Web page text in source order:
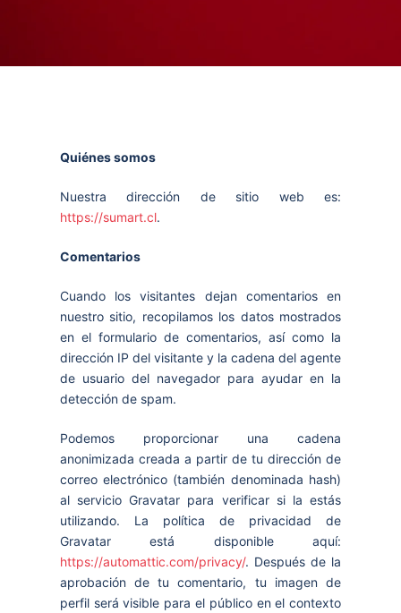
Quiénes somos
Nuestra dirección de sitio web es:
https://sumart.cl.
Comentarios
Cuando los visitantes dejan comentarios en
nuestro sitio, recopilamos los datos mostrados
en el formulario de comentarios, así como la
dirección IP del visitante y la cadena del agente
de usuario del navegador para ayudar en la
detección de spam.
Podemos proporcionar una cadena
anonimizada creada a partir de tu dirección de
correo electrónico (también denominada hash)
al servicio Gravatar para verificar si la estás
utilizando. La política de privacidad de
Gravatar está disponible aquí:
https://automattic.com/privacy/. Después de la
aprobación de tu comentario, tu imagen de
perfil será visible para el público en el contexto